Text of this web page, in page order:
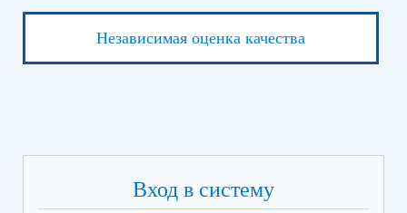
Независимая оценка качества
Вход в систему